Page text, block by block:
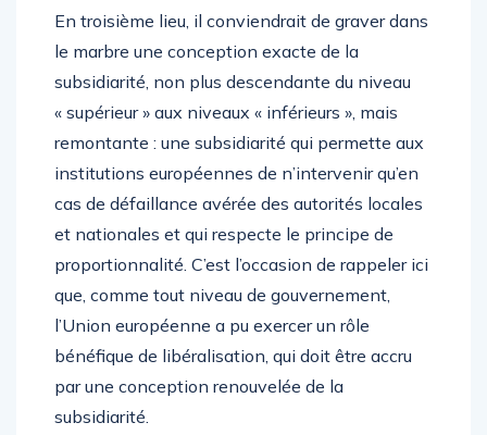
En troisième lieu, il conviendrait de graver dans
le marbre une conception exacte de la
subsidiarité, non plus descendante du niveau
« supérieur » aux niveaux « inférieurs », mais
remontante : une subsidiarité qui permette aux
institutions européennes de n’intervenir qu’en
cas de défaillance avérée des autorités locales
et nationales et qui respecte le principe de
proportionnalité. C’est l’occasion de rappeler ici
que, comme tout niveau de gouvernement,
l’Union européenne a pu exercer un rôle
bénéfique de libéralisation, qui doit être accru
par une conception renouvelée de la
subsidiarité.